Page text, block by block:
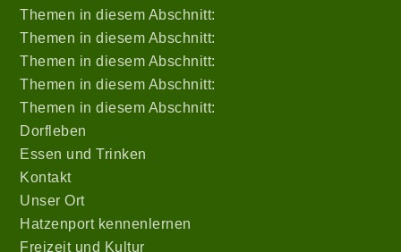
Themen in diesem Abschnitt:
Themen in diesem Abschnitt:
Themen in diesem Abschnitt:
Themen in diesem Abschnitt:
Themen in diesem Abschnitt:
Dorfleben
Essen und Trinken
Kontakt
Unser Ort
Hatzenport kennenlernen
Freizeit und Kultur